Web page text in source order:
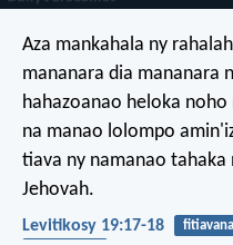
Aza mankahala ny
mananara dia mananara
hahazoanao heloka
na manao lolompo
tiava ny namanao tahaka
Jehovah.
Levitikosy 19:17-18 fitiavana